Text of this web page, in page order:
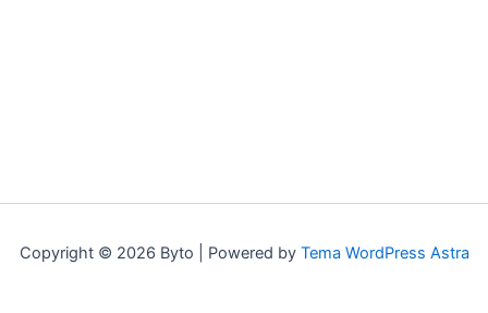
Copyright © 2026 Byto | Powered by Tema WordPress Astra